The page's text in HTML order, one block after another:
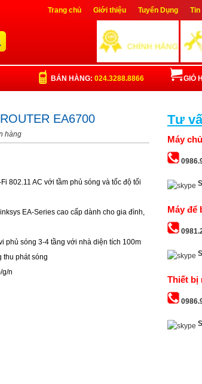
Trang chủ Giới thiệu Tuyển Dụng
Đăng nhập
GIỎ
BÁN HÀNG: 024.3288.8866
EA6700
hàng
802.11 AC với tầm phủ sóng và tốc độ tối
EA-Series cao cấp dành cho gia đình,
phủ sóng 3-4 tầng với nhà diện tích 100m
thu phát sóng
g/n
Tư
Máy
Máy để
Thiết bị